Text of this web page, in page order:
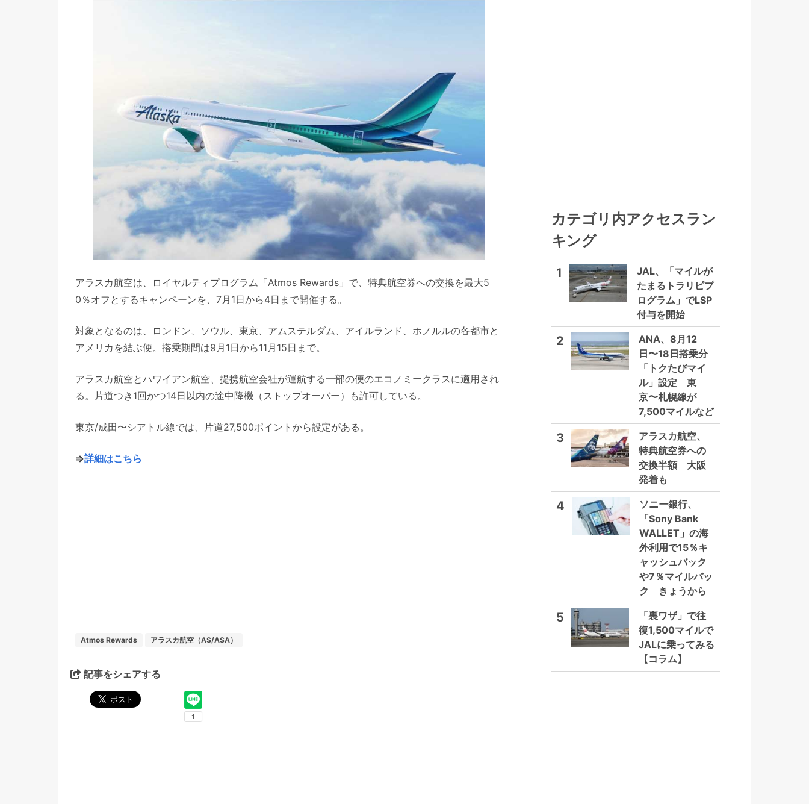
アラスカ航空は、ロイヤルティプログラム「Atmos Rewards」で、特典航空券への交換を最大5
0％オフとするキャンペーンを、7月1日から4日まで開催する。
対象となるのは、ロンドン、ソウル、東京、アムステルダム、アイルランド、ホノルルの各都市と
アメリカを結ぶ便。搭乗期間は9月1日から11月15日まで。
アラスカ航空とハワイアン航空、提携航空会社が運航する一部の便のエコノミークラスに適用され
る。片道つき1回かつ14日以内の途中降機（ストップオーバー）も許可している。
東京/成田〜シアトル線では、片道27,500ポイントから設定がある。
⇒詳細はこちら
Atmos Rewards アラスカ航空（AS/ASA）
記事をシェアする
カテゴリ内アクセスラン
キング
1
JAL、「マイルが
たまるトラリピプ
ログラム」でLSP
付与を開始
2
ANA、8月12
日〜18日搭乗分
「トクたびマイ
ル」設定 東
京〜札幌線が
7,500マイルなど
3
アラスカ航空、
特典航空券への
交換半額 大阪
発着も
4
ソニー銀行、
「Sony Bank
WALLET」の海
外利用で15％キ
ャッシュバック
や7％マイルバッ
ク きょうから
5
「裏ワザ」で往
復1,500マイルで
JALに乗ってみる
【コラム】